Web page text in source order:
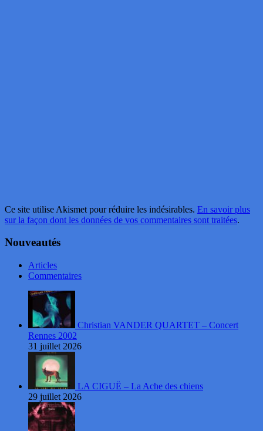
Ce site utilise Akismet pour réduire les indésirables. En savoir plus
sur la façon dont les données de vos commentaires sont traitées.
Nouveautés
Articles
Commentaires
Christian VANDER QUARTET – Concert
Rennes 2002
31 juillet 2026
LA CIGUË – La Ache des chiens
29 juillet 2026